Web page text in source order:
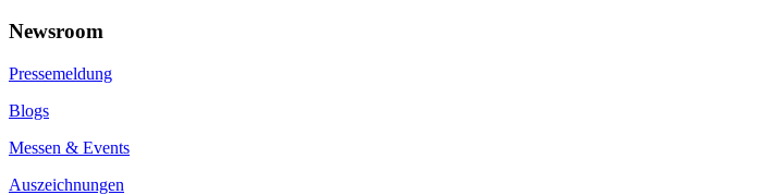
Newsroom
Pressemeldung
Blogs
Messen & Events
Auszeichnungen